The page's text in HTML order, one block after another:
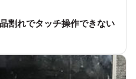
割れでタッチ操作できない